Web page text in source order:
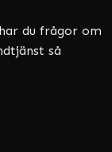
du frågor om
så